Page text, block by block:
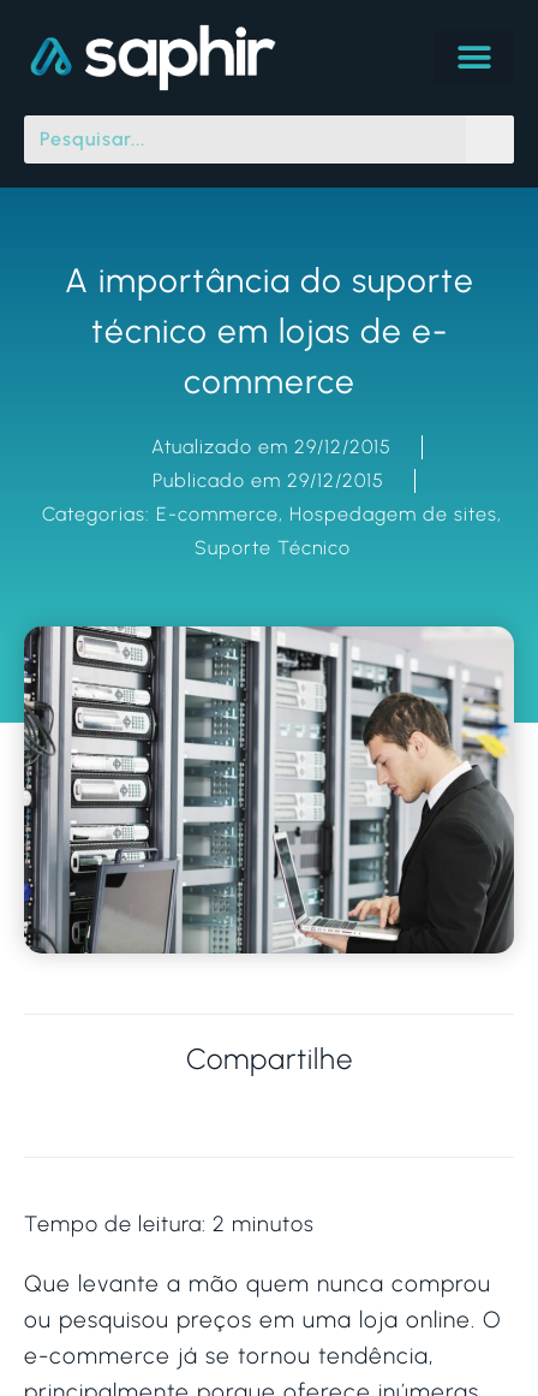
A importância do suporte
técnico em lojas de e-
commerce
Atualizado em 29/12/2015
Publicado em 29/12/2015
Categorias: E-commerce, Hospedagem de sites,
Suporte Técnico
Compartilhe
Tempo de leitura: 2 minutos
Que levante a mão quem nunca comprou
ou pesquisou preços em uma loja online. O
e-commerce já se tornou tendência,